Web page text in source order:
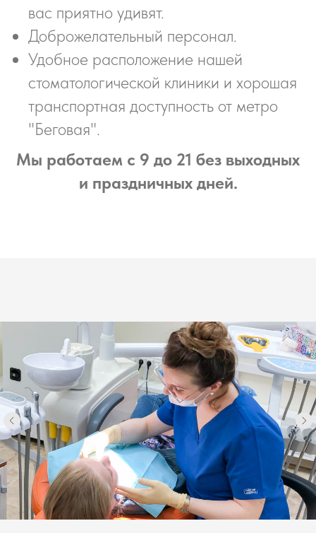
вас приятно удивят.
Доброжелательный персонал.
Удобное расположение нашей
стоматологической клиники и хорошая
транспортная доступность от метро
"Беговая".
Мы работаем с 9 до 21 без выходных
и праздничных дней.